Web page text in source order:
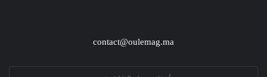
contact@oulemag.ma